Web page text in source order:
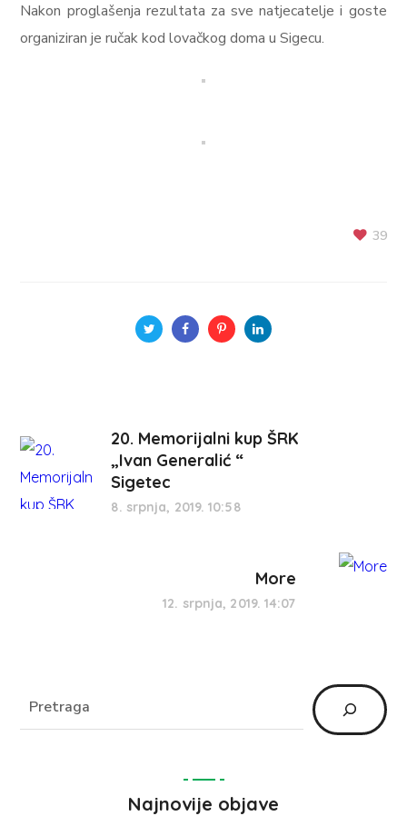
Nakon proglašenja rezultata za sve natjecatelje i goste
organiziran je ručak kod lovačkog doma u Sigecu.
39
20. Memorijalni kup ŠRK
„Ivan Generalić “
Sigetec
8. srpnja, 2019. 10:58
More
12. srpnja, 2019. 14:07
Najnovije objave